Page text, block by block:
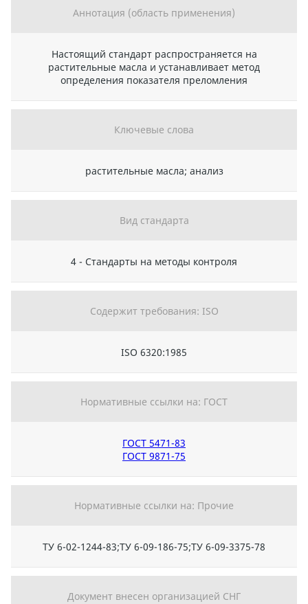
Аннотация (область применения)
Настоящий стандарт распространяется на
растительные масла и устанавливает метод
определения показателя преломления
Ключевые слова
растительные масла; анализ
Вид стандарта
4 - Стандарты на методы контроля
Содержит требования: ISO
ISO 6320:1985
Нормативные ссылки на: ГОСТ
ГОСТ 5471-83
ГОСТ 9871-75
Нормативные ссылки на: Прочие
ТУ 6-02-1244-83;ТУ 6-09-186-75;ТУ 6-09-3375-78
Документ внесен организацией СНГ